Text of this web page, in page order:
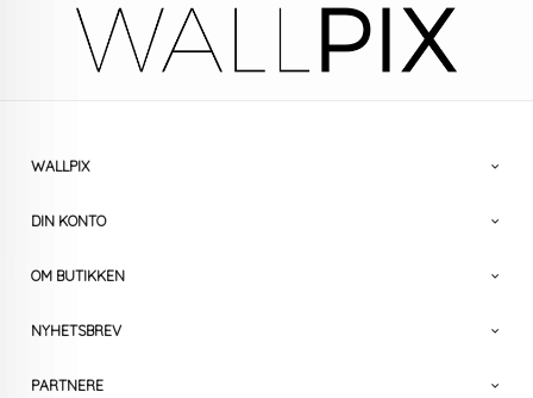
WALLPIX
DIN KONTO
OM BUTIKKEN
NYHETSBREV
PARTNERE